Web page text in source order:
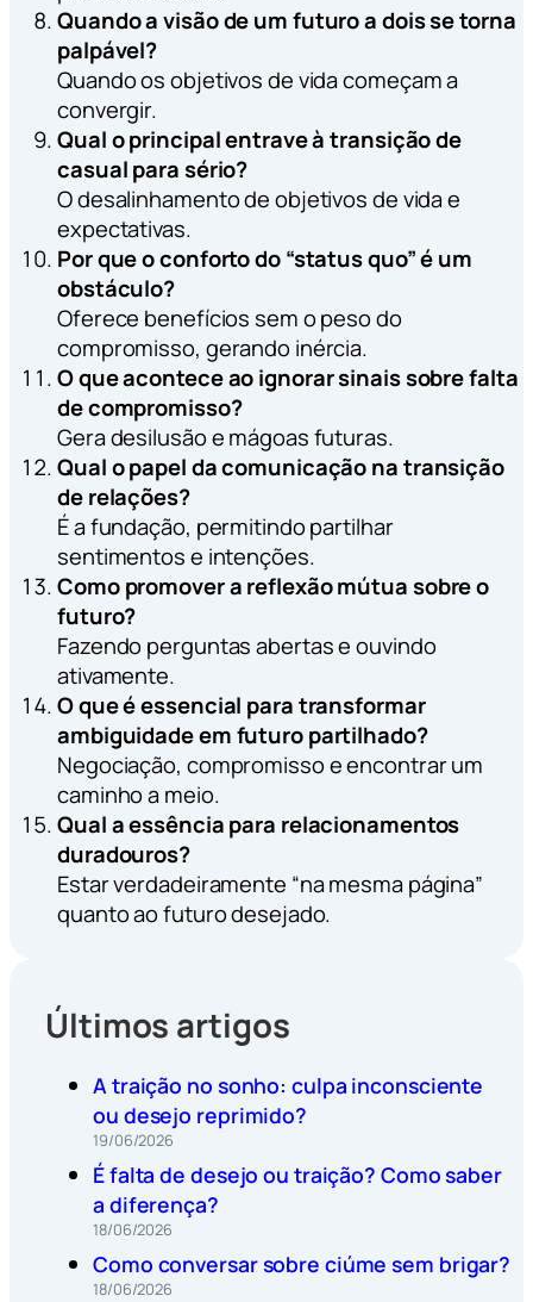
Quando a visão de um futuro a dois se torna
palpável?
Quando os objetivos de vida começam a
convergir.
Qual o principal entrave à transição de
casual para sério?
O desalinhamento de objetivos de vida e
expectativas.
Por que o conforto do “status quo” é um
obstáculo?
Oferece benefícios sem o peso do
compromisso, gerando inércia.
O que acontece ao ignorar sinais sobre falta
de compromisso?
Gera desilusão e mágoas futuras.
Qual o papel da comunicação na transição
de relações?
É a fundação, permitindo partilhar
sentimentos e intenções.
Como promover a reflexão mútua sobre o
futuro?
Fazendo perguntas abertas e ouvindo
ativamente.
O que é essencial para transformar
ambiguidade em futuro partilhado?
Negociação, compromisso e encontrar um
caminho a meio.
Qual a essência para relacionamentos
duradouros?
Estar verdadeiramente “na mesma página”
quanto ao futuro desejado.
Últimos artigos
A traição no sonho: culpa inconsciente
ou desejo reprimido?
19/06/2026
É falta de desejo ou traição? Como saber
a diferença?
18/06/2026
Como conversar sobre ciúme sem brigar?
18/06/2026